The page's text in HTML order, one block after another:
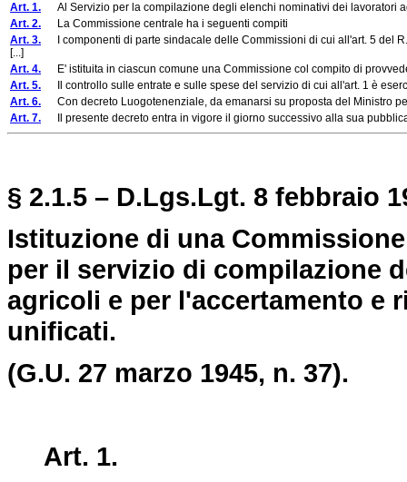
Art. 1. Al Servizio per la compilazione degli elenchi nominativi dei lavoratori
Art. 2. La Commissione centrale ha i seguenti compiti
Art. 3. I componenti di parte sindacale delle Commissioni di cui all'art. 5 del
[...]
Art. 4. E' istituita in ciascun comune una Commissione col compito di
Art. 5. Il controllo sulle entrate e sulle spese del servizio di cui all'art. 1 è
Art. 6. Con decreto Luogotenenziale, da emanarsi su proposta del Ministro
Art. 7. Il presente decreto entra in vigore il giorno successivo alla sua
§ 2.1.5 – D.Lgs.Lgt. 8 febbraio
Istituzione di una
per il servizio di compilazione
agricoli e per l'accertamento e
unificati.
(G.U. 27 marzo 1945, n. 37).
Art. 1.